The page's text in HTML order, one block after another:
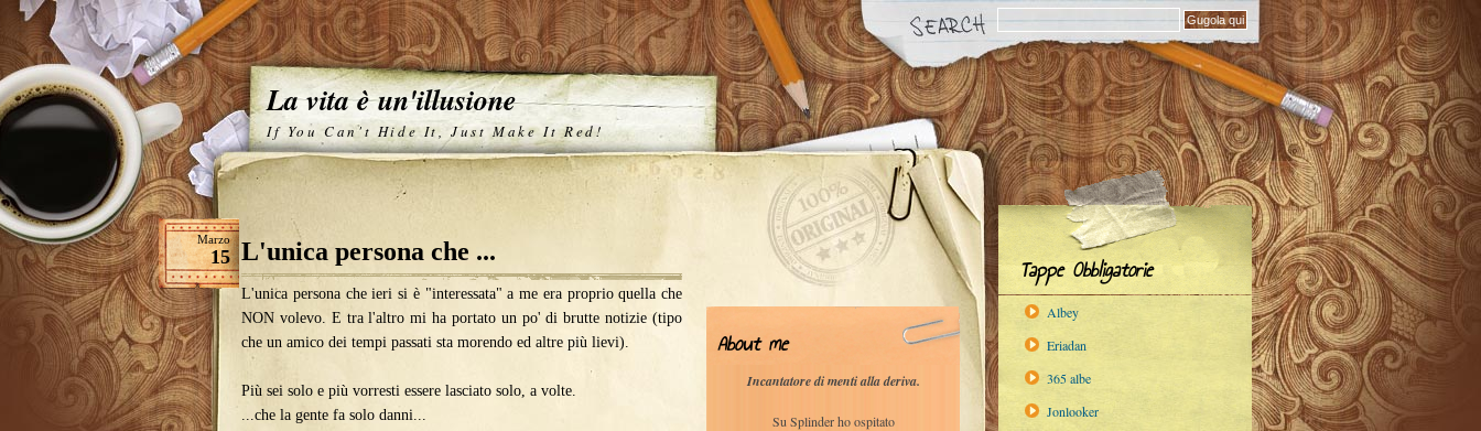
La vita è un'illusione
If You Can't Hide It, Just Make It Red!
Marzo
15 L'unica persona che ...
L'unica persona che ieri si è "interessata" a me era proprio quella che
NON volevo. E tra l'altro mi ha portato un po' di brutte notizie (tipo
che un amico dei tempi passati sta morendo ed altre più lievi).
Più sei solo e più vorresti essere lasciato solo, a volte.
...che la gente fa solo danni...
Tappe Obbligatorie
Albey
Eriadan
365 albe
Jonlooker
About me
Incantatore di menti alla deriva.
Su Splinder ho ospitato